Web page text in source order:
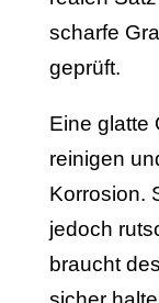
scharfe
geprüft.
Eine glatte
reinigen
Korrosion.
jedoch
braucht